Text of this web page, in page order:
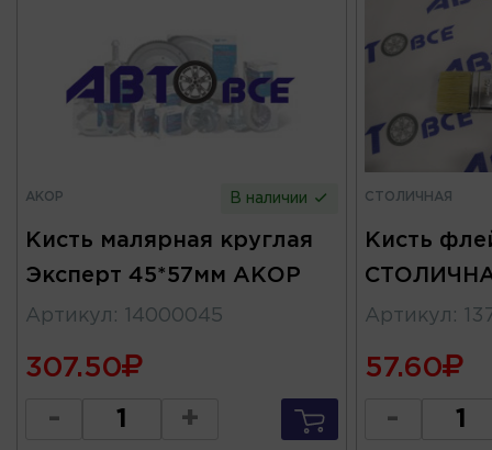
АКОР В наличии
Кисть малярная круглая
Эксперт 45*57мм АКОР
Артикул : 14000045
307.50
- +
СТОЛИЧНАЯ
Кисть
Артикул :
57.60
-